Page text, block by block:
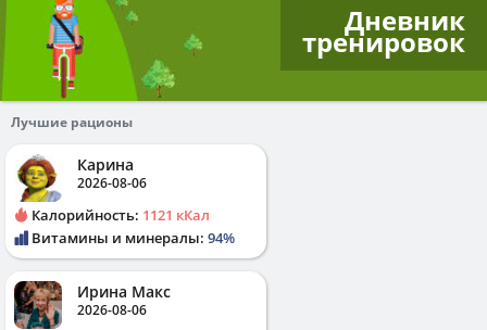
Дневник
тренировок
Лучшие рационы
Карина
2026-08-06
Калорийность: 1121 кКал
Витамины и минералы: 94%
Ирина Макс
2026-08-06